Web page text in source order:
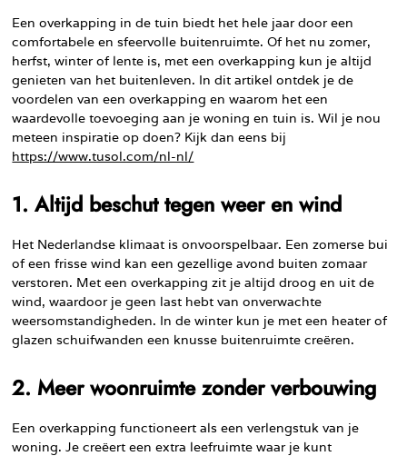
Een overkapping in de tuin biedt het hele jaar door een
comfortabele en sfeervolle buitenruimte. Of het nu zomer,
herfst, winter of lente is, met een overkapping kun je altijd
genieten van het buitenleven. In dit artikel ontdek je de
voordelen van een overkapping en waarom het een
waardevolle toevoeging aan je woning en tuin is. Wil je nou
meteen inspiratie op doen? Kijk dan eens bij
https://www.tusol.com/nl-nl/
1. Altijd beschut tegen weer en wind
Het Nederlandse klimaat is onvoorspelbaar. Een zomerse bui
of een frisse wind kan een gezellige avond buiten zomaar
verstoren. Met een overkapping zit je altijd droog en uit de
wind, waardoor je geen last hebt van onverwachte
weersomstandigheden. In de winter kun je met een heater of
glazen schuifwanden een knusse buitenruimte creëren.
2. Meer woonruimte zonder verbouwing
Een overkapping functioneert als een verlengstuk van je
woning. Je creëert een extra leefruimte waar je kunt